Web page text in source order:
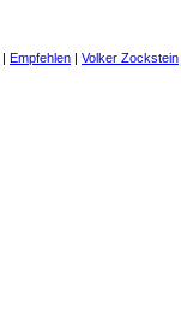
| Empfehlen | Volker Zockstein